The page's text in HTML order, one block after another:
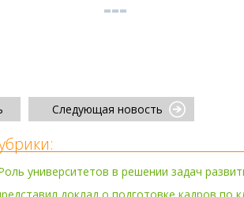
Следующая новость
университетов в решении задач